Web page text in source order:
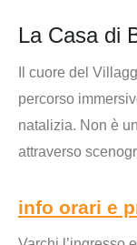
La Casa di
Il cuore del
percorso
natalizia. Non è
attraverso
info orari e